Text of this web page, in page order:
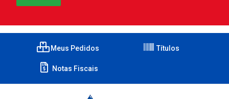
Meus Pedidos Títulos
Notas Fiscais